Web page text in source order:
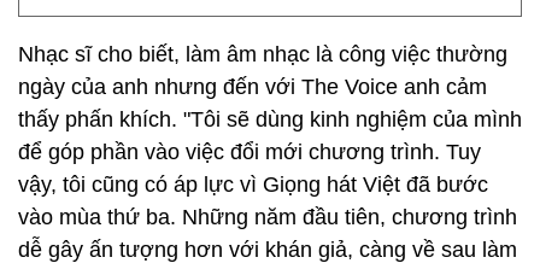
Nhạc sĩ cho biết, làm âm nhạc là công việc thường
ngày của anh nhưng đến với The Voice anh cảm
thấy phấn khích. "Tôi sẽ dùng kinh nghiệm của mình
để góp phần vào việc đổi mới chương trình. Tuy
vậy, tôi cũng có áp lực vì Giọng hát Việt đã bước
vào mùa thứ ba. Những năm đầu tiên, chương trình
dễ gây ấn tượng hơn với khán giả, càng về sau làm